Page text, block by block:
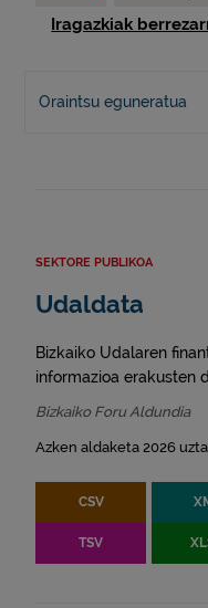
Iragazkiak
Oraintsu eguneratua
SEKTORE PUBLIKOA
Udaldata
Bizkaiko Udalaren
informazioa erakusten
Bizkaiko Foru Aldundia
Azken aldaketa 2026
CSV
TSV